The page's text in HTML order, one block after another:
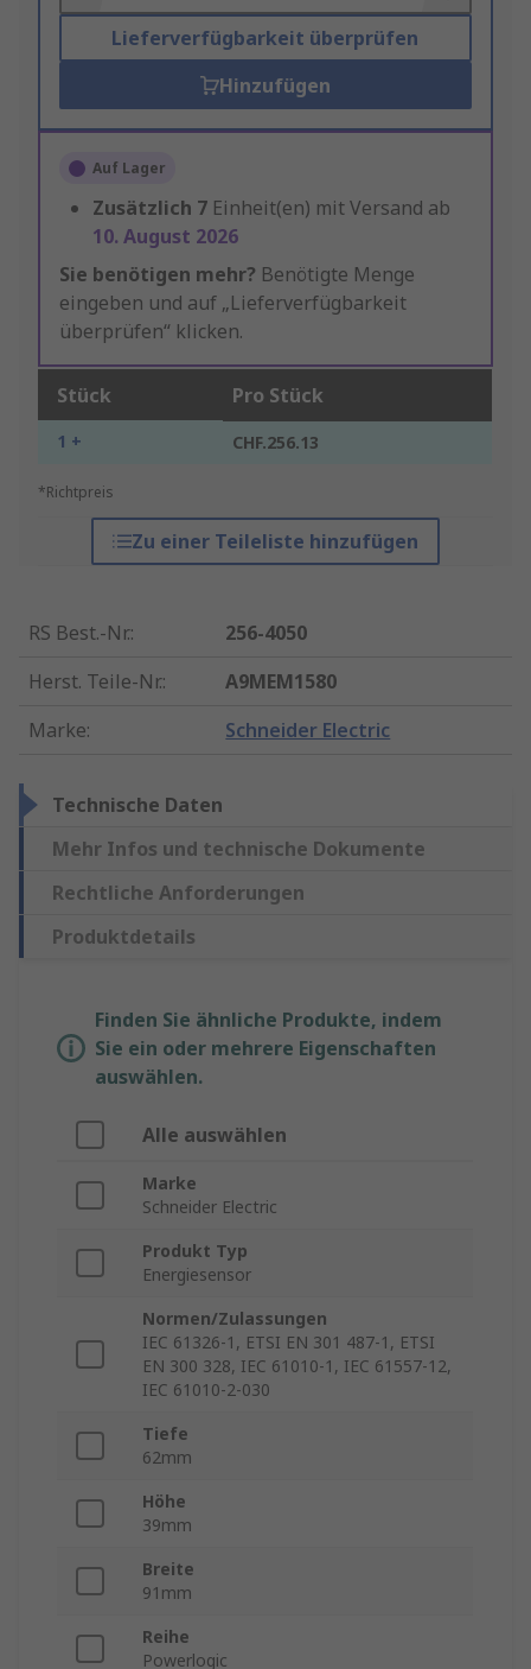
Lieferverfügbarkeit überprüfen
Hinzufügen
Auf Lager
Zusätzlich 7 Einheit(en) mit Versand ab
10. August 2026
Sie benötigen mehr? Benötigte Menge
eingeben und auf „Lieferverfügbarkeit
überprüfen“ klicken.
Stück Pro Stück
1 + CHF.256.13
*Richtpreis
Zu einer Teileliste hinzufügen
RS Best.-Nr.:
256-4050
Herst. Teile-Nr.:
A9MEM1580
Marke: Schneider Electric
Technische Daten
Mehr Infos und technische Dokumente
Rechtliche Anforderungen
Produktdetails
Finden Sie ähnliche Produkte, indem
Sie ein oder mehrere Eigenschaften
auswählen.
Alle auswählen
Marke
Schneider Electric
Produkt Typ
Energiesensor
Normen/Zulassungen
IEC 61326-1, ETSI EN 301 487-1, ETSI
EN 300 328, IEC 61010-1, IEC 61557-12,
IEC 61010-2-030
Tiefe
62mm
Höhe
39mm
Breite
91mm
Reihe
Powerlogic